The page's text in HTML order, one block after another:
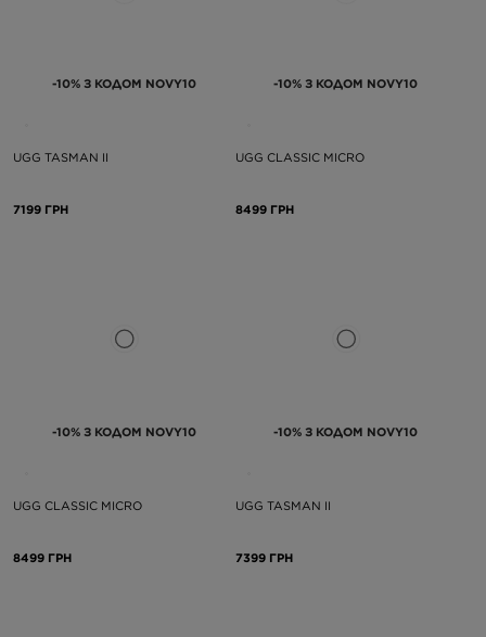
-10% З КОДОМ NOVY10
UGG TASMAN II
7199 ГРН
-10% З КОДОМ NOVY10
UGG CLASSIC MICRO
8499 ГРН
-10% З КОДОМ NOVY10
UGG CLASSIC MICRO
8499 ГРН
-10% З КОДОМ NOVY10
UGG TASMAN II
7399 ГРН